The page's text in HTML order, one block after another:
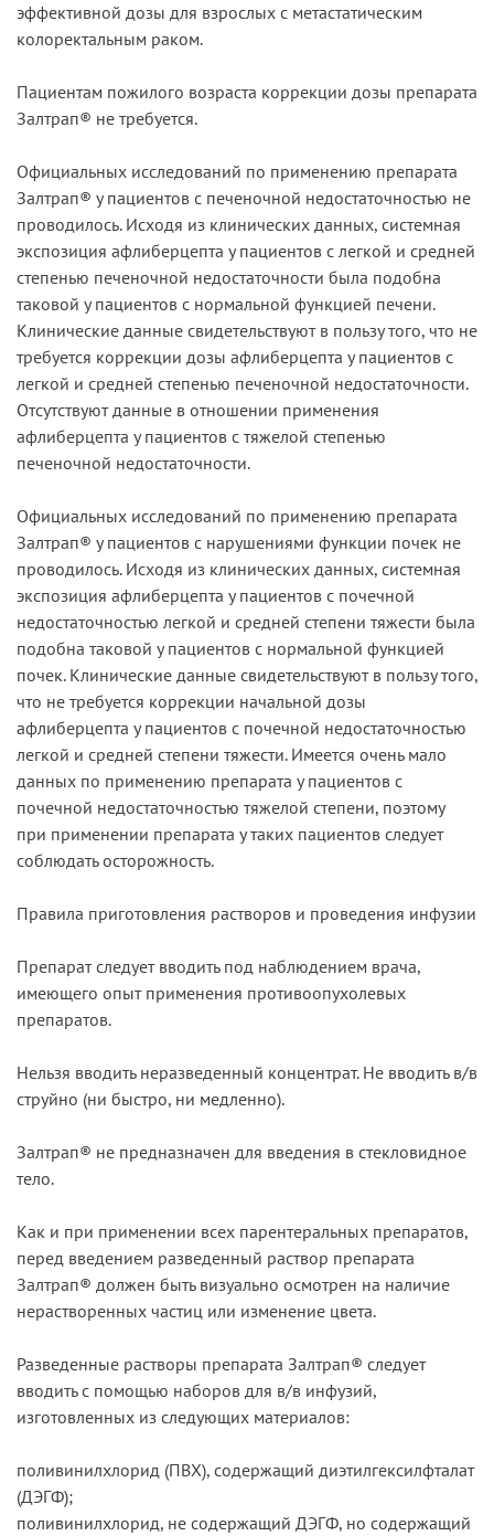
эффективной дозы для взрослых с метастатическим
колоректальным раком.
Пациентам пожилого возраста коррекции дозы препарата
Залтрап® не требуется.
Официальных исследований по применению препарата
Залтрап® у пациентов с печеночной недостаточностью не
проводилось. Исходя из клинических данных, системная
экспозиция афлиберцепта у пациентов с легкой и средней
степенью печеночной недостаточности была подобна
таковой у пациентов с нормальной функцией печени.
Клинические данные свидетельствуют в пользу того, что не
требуется коррекции дозы афлиберцепта у пациентов с
легкой и средней степенью печеночной недостаточности.
Отсутствуют данные в отношении применения
афлиберцепта у пациентов с тяжелой степенью
печеночной недостаточности.
Официальных исследований по применению препарата
Залтрап® у пациентов с нарушениями функции почек не
проводилось. Исходя из клинических данных, системная
экспозиция афлиберцепта у пациентов с почечной
недостаточностью легкой и средней степени тяжести была
подобна таковой у пациентов с нормальной функцией
почек. Клинические данные свидетельствуют в пользу того,
что не требуется коррекции начальной дозы
афлиберцепта у пациентов с почечной недостаточностью
легкой и средней степени тяжести. Имеется очень мало
данных по применению препарата у пациентов с
почечной недостаточностью тяжелой степени, поэтому
при применении препарата у таких пациентов следует
соблюдать осторожность.
Правила приготовления растворов и проведения инфузии
Препарат следует вводить под наблюдением врача,
имеющего опыт применения противоопухолевых
препаратов.
Нельзя вводить неразведенный концентрат. Не вводить в/в
струйно (ни быстро, ни медленно).
Залтрап® не предназначен для введения в стекловидное
тело.
Как и при применении всех парентеральных препаратов,
перед введением разведенный раствор препарата
Залтрап® должен быть визуально осмотрен на наличие
нерастворенных частиц или изменение цвета.
Разведенные растворы препарата Залтрап® следует
вводить с помощью наборов для в/в инфузий,
изготовленных из следующих материалов:
поливинилхлорид (ПВХ), содержащий диэтилгексилфталат
(ДЭГФ);
поливинилхлорид, не содержащий ДЭГФ, но содержащий